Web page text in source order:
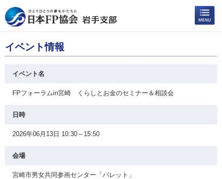
イベント情報
イベント名
FPフォーラムin宮崎 くらしとお金のセミナー＆相談会
日時
2026年06月13日 10:30～15:50
会場
宮崎市男女共同参画センター「パレット」